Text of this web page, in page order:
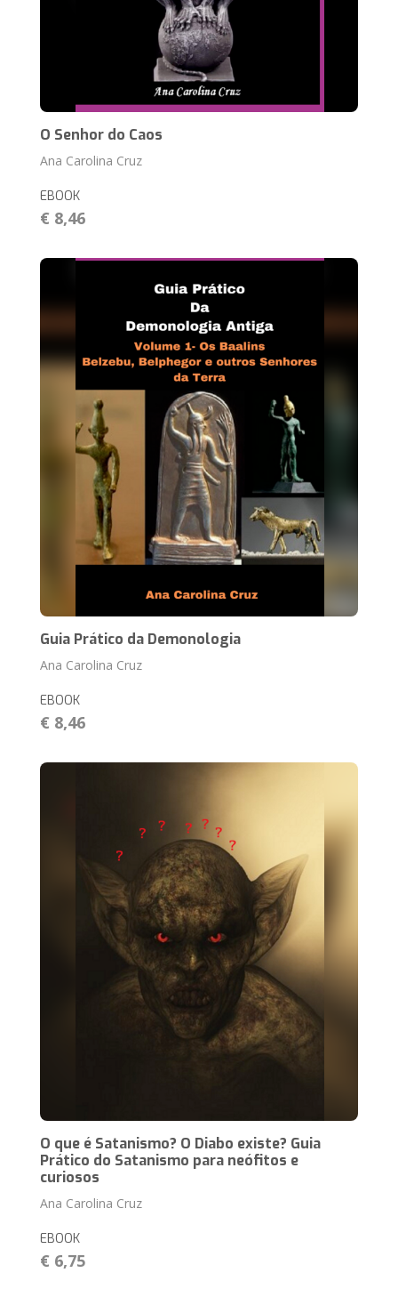
O Senhor do Caos
Ana Carolina Cruz
EBOOK
€ 8,46
Guia Prático da Demonologia
Ana Carolina Cruz
EBOOK
€ 8,46
O que é Satanismo? O Diabo existe? Guia
Prático do Satanismo para neófitos e
curiosos
Ana Carolina Cruz
EBOOK
€ 6,75